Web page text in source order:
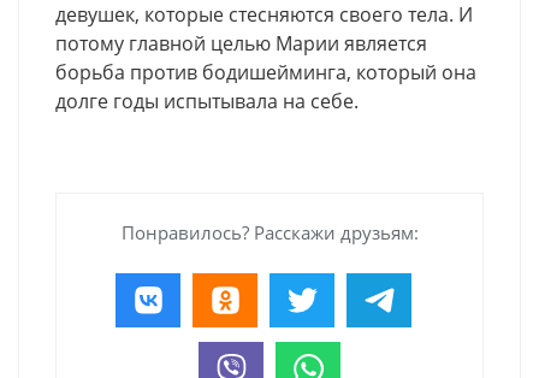
девушек, которые стесняются своего тела. И
потому главной целью Марии является
борьба против бодишейминга, который она
долге годы испытывала на себе.
Понравилось? Расскажи друзьям: